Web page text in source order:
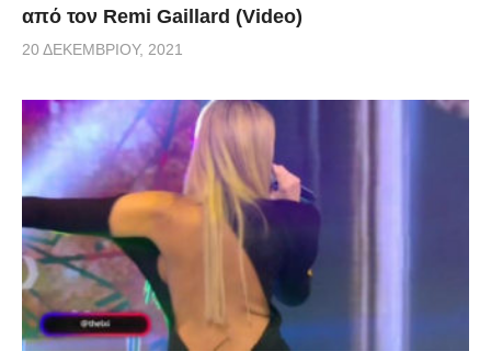
από τον Remi Gaillard (Video)
20 ΔΕΚΕΜΒΡΊΟΥ, 2021